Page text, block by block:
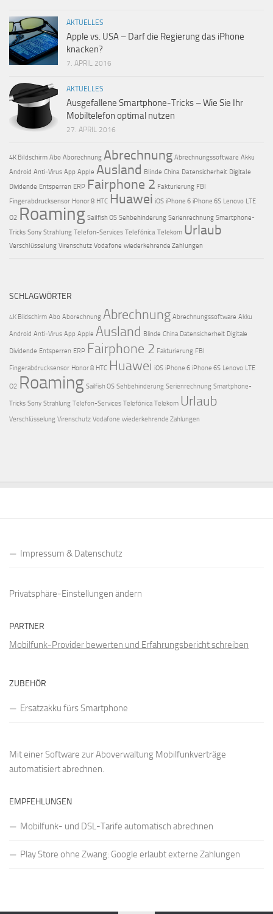
AKTUELLES
Apple vs. USA – Darf die Regierung das iPhone
knacken?
7. APRIL 2016
AKTUELLES
Ausgefallene Smartphone-Tricks – Wie Sie Ihr
Mobiltelefon optimal nutzen
27. APRIL 2016
4K Bildschirm Abo Aborechnung Abrechnung Abrechnungssoftware Akku
Android Anti-Virus App Apple Ausland Blinde China Datensicherheit Digitale
Dividende Entsperren ERP Fairphone 2 Fakturierung FBI
Fingerabdrucksensor Honor 8 HTC Huawei iOS iPhone 6 iPhone 6S Lenovo LTE
O2 Roaming Sailfish OS Sehbehinderung Serienrechnung Smartphone-
Tricks Sony Strahlung Telefon-Services Telefónica Telekom Urlaub
Verschlüsselung Virenschutz Vodafone wiederkehrende Zahlungen
SCHLAGWÖRTER
4K Bildschirm Abo Aborechnung Abrechnung Abrechnungssoftware Akku
Android Anti-Virus App Apple Ausland Blinde China Datensicherheit Digitale
Dividende Entsperren ERP Fairphone 2 Fakturierung FBI
Fingerabdrucksensor Honor 8 HTC Huawei iOS iPhone 6 iPhone 6S Lenovo LTE
O2 Roaming Sailfish OS Sehbehinderung Serienrechnung Smartphone-
Tricks Sony Strahlung Telefon-Services Telefónica Telekom Urlaub
Verschlüsselung Virenschutz Vodafone wiederkehrende Zahlungen
Impressum & Datenschutz
Privatsphäre-Einstellungen ändern
PARTNER
Mobilfunk-Provider bewerten und Erfahrungsbericht schreiben
ZUBEHÖR
Ersatzakku fürs Smartphone
Mit einer Software zur Aboverwaltung Mobilfunkverträge
automatisiert abrechnen.
EMPFEHLUNGEN
Mobilfunk- und DSL-Tarife automatisch abrechnen
Play Store ohne Zwang: Google erlaubt externe Zahlungen